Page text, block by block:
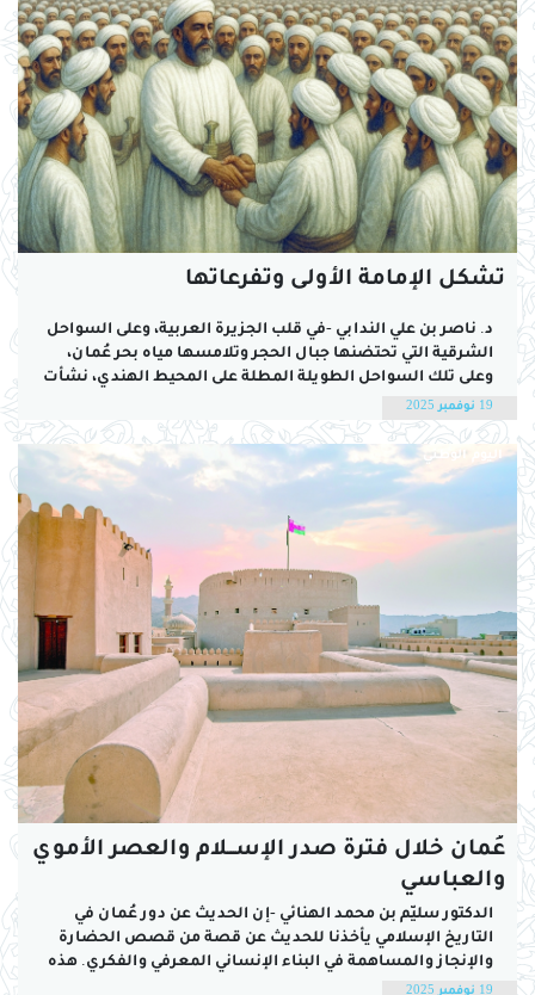
تشكل الإمامة الأولى وتفرعاتها
د. ناصر بن علي الندابي -في قلب الجزيرة العربية، وعلى السواحل
الشرقية التي تحتضنها جبال الحجر وتلامسها مياه بحر عُمان،
وعلى تلك السواحل الطويلة المطلة على المحيط الهندي، نشأت
عُمان ككيان سياسي واجتماعي مستقل له خصوصيته الفريدة،
وهي إحدى التجارب السياسية الضاربة في عمق التاريخ، فبينما
كانت أجزاء واسعة من...
19 نوفمبر 2025
اليوم الوطني
عُمان خلال فترة صدر الإســـلام والعصر الأموي
والعباسي
الدكتور سليّم بن محمد الهنائي -إن الحديث عن دور عُمان في
التاريخ الإسلامي يأخذنا للحديث عن قصة من قصص الحضارة
والإنجاز والمساهمة في البناء الإنساني المعرفي والفكري. هذه
القصة غفلت عنها بعض المدونات التاريخية التقليدية، لكنها
19 نوفمبر 2025